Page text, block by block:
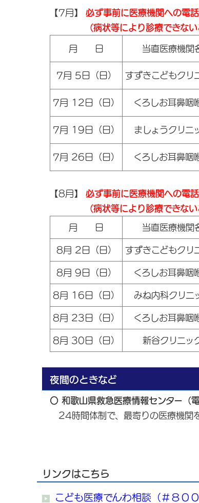
【7月】
必ず事前に医療機関への電話
（病状等により診療できないこ
月 日 当直医療機関
7月 5日（日） すずきこどもクリ
7月 12日（日） くろしお耳鼻咽
7月 19日（日） ましょうクリニ
7月 26日（日） くろしお耳鼻咽
【8月】
必ず事前に医療機関への電話
（病状等により診療できないこ
月 日 当直医療機関
8月 2日（日） すずきこどもクリ
8月 9日（日） くろしお耳鼻咽
8月 16日（日） みね内科クリニ
8月 23日（日） くろしお耳鼻咽
8月 30日（日） 新谷クリニッ
夜間のときなど
〇 和歌山県救急医療情報センター
24時間体制で、最寄りの医療機関を
リンクはこちら
こども医療でんわ相談（＃８０